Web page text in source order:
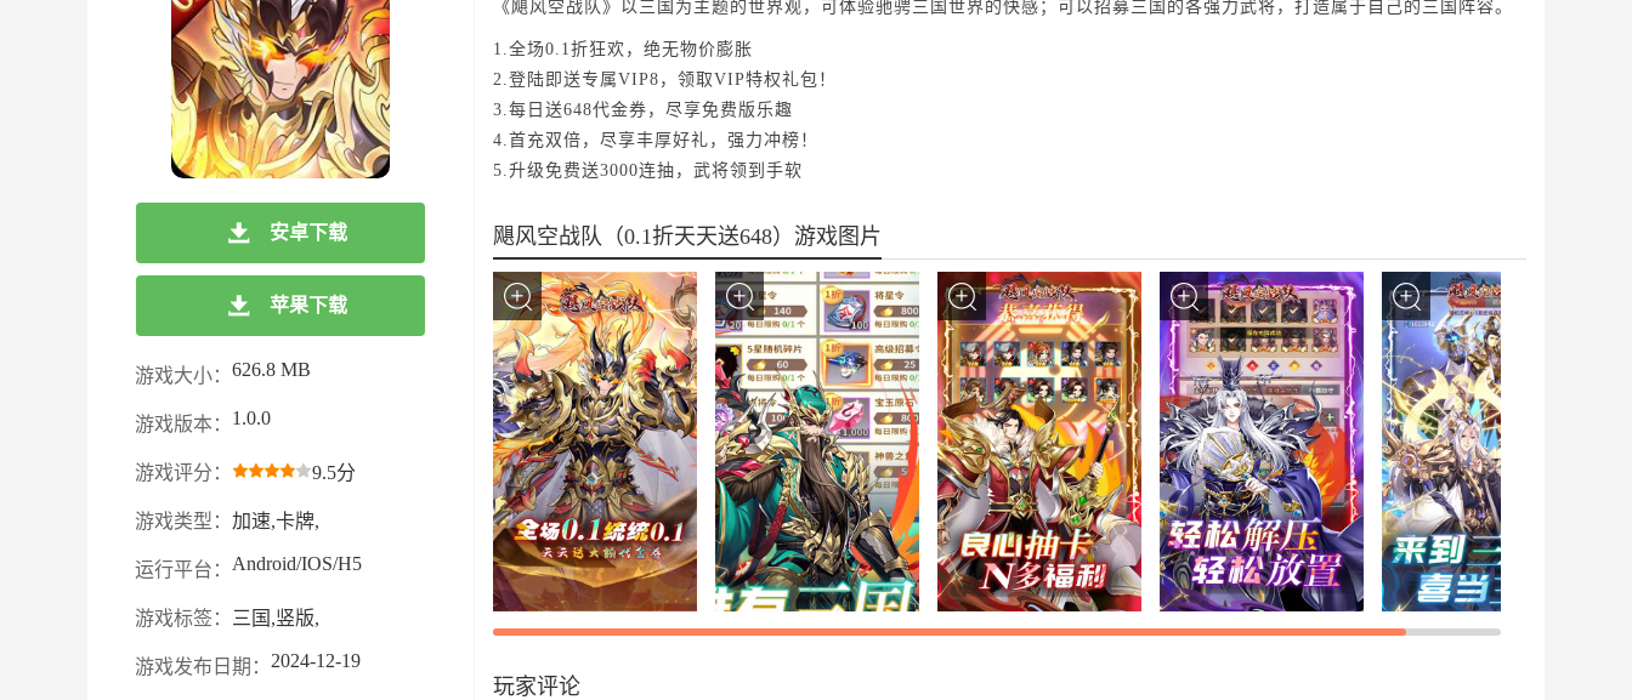
安卓下载
苹果下载
游戏大小： 626.8 MB
游戏版本： 1.0.0
游戏评分： 9.5分
游戏类型： 加速,卡牌,
运行平台： Android/IOS/H5
游戏标签： 三国,竖版,
游戏发布日期： 2024-12-19
《飓风空战队》以三国为主题的世界观，可体验驰骋三国世界的快感；可以招募三国的各强力武将，打造属于自己的三国阵容。
1.全场0.1折狂欢，绝无物价膨胀
2.登陆即送专属VIP8，领取VIP特权礼包！
3.每日送648代金券，尽享免费版乐趣
4.首充双倍，尽享丰厚好礼，强力冲榜！
5.升级免费送3000连抽，武将领到手软
飓风空战队（0.1折天天送648）游戏图片
玩家评论